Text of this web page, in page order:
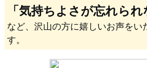
「気持ちよさが忘れられ
など、沢山の方に嬉しいお声をい
す。